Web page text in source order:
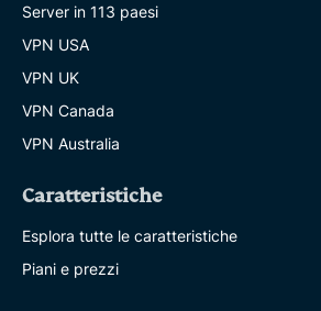
Server in 113 paesi
VPN USA
VPN UK
VPN Canada
VPN Australia
Caratteristiche
Esplora tutte le caratteristiche
Piani e prezzi